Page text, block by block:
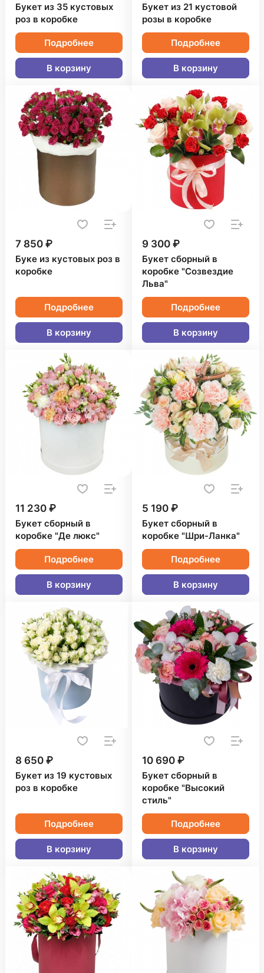
Букет из 35 кустовых
роз в коробке
Подробнее
В корзину
Букет из 21 кустовой
розы в коробке
Подробнее
В корзину
7 850 ₽
Буке из кустовых роз в
коробке
Подробнее
В корзину
9 300 ₽
Букет сборный в
коробке "Созвездие
Льва"
Подробнее
В корзину
11 230 ₽
Букет сборный в
коробке "Де люкс"
Подробнее
В корзину
5 190 ₽
Букет сборный в
коробке "Шри-Ланка"
Подробнее
В корзину
8 650 ₽
Букет из 19 кустовых
роз в коробке
Подробнее
В корзину
10 690 ₽
Букет сборный в
коробке "Высокий
стиль"
Подробнее
В корзину